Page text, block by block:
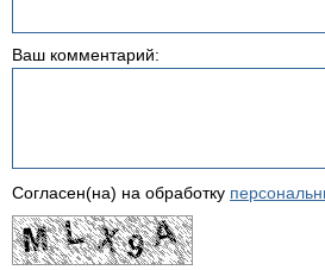
Ваш комментарий:
Согласен(на) на обработку